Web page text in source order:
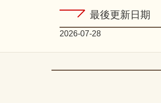
最後更新日期
2026-07-28